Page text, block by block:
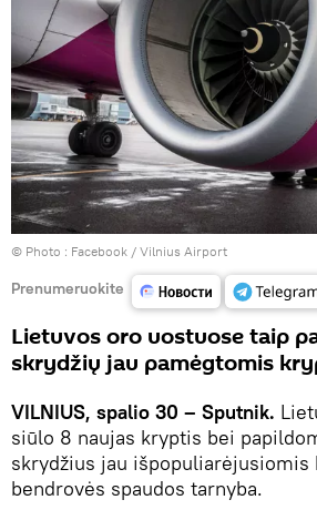
© Photo : Facebook / Vilnius Airport
Prenumeruokite
Lietuvos oro uostuose taip
skrydžių jau pamėgtomis
VILNIUS, spalio 30 – Sputnik.
siūlo 8 naujas kryptis bei
skrydžius jau išpopuliarėjusiomis
bendrovės spaudos tarnyba.